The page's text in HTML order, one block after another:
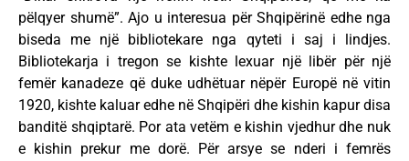
pëlqyer shumë”. Ajo u interesua për Shqipërinë edhe nga
biseda me një bibliotekare nga qyteti i saj i lindjes.
Bibliotekarja i tregon se kishte lexuar një libër për një
femër kanadeze që duke udhëtuar nëpër Europë në vitin
1920, kishte kaluar edhe në Shqipëri dhe kishin kapur disa
banditë shqiptarë. Por ata vetëm e kishin vjedhur dhe nuk
e kishin prekur me dorë. Për arsye se nderi i femrës